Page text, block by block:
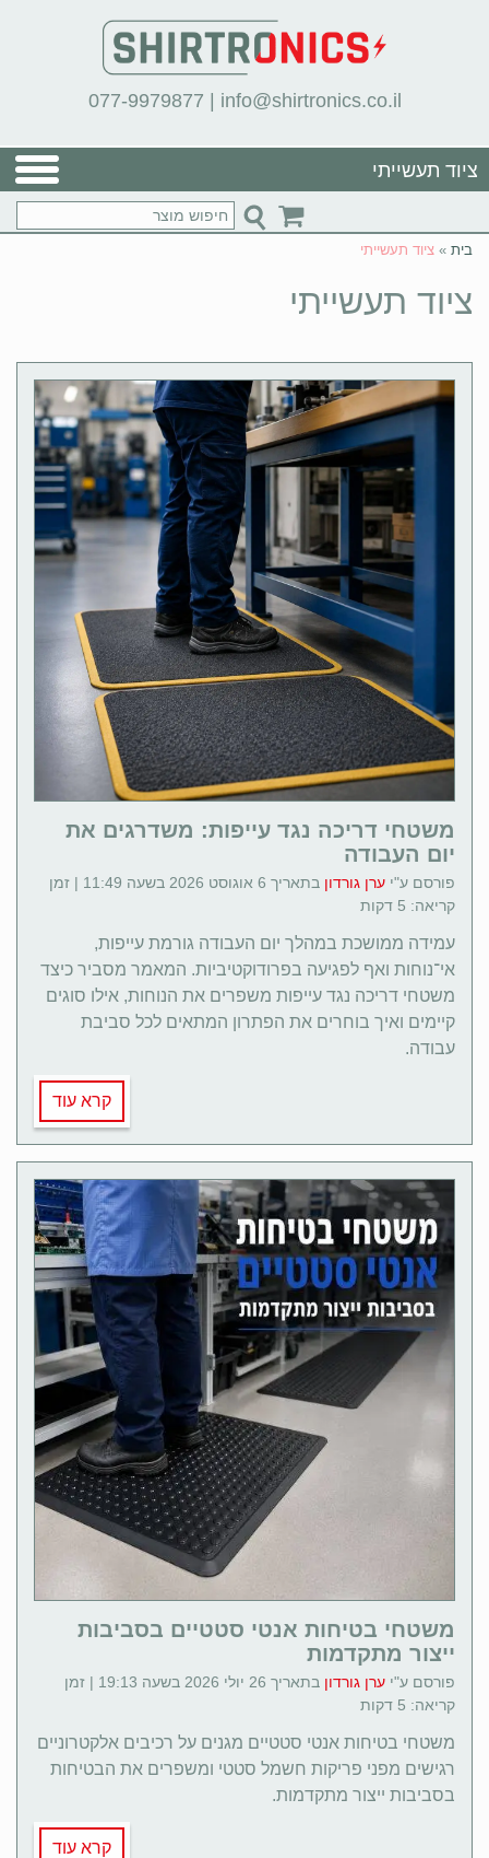
077-9979877 | info@shirtronics.co.il
ציוד תעשייתי
בית » ציוד תעשייתי
ציוד תעשייתי
משטחי דריכה נגד עייפות: משדרגים את
יום העבודה
פורסם ע"י ערן גורדון
בתאריך 6 אוגוסט 2026 בשעה 11:49 | זמן
קריאה: 5 דקות
עמידה ממושכת במהלך יום העבודה גורמת עייפות,
אי־נוחות ואף לפגיעה בפרודוקטיביות. המאמר מסביר כיצד
משטחי דריכה נגד עייפות משפרים את הנוחות, אילו סוגים
קיימים ואיך בוחרים את הפתרון המתאים לכל סביבת
עבודה.
קרא עוד
משטחי בטיחות אנטי סטטיים בסביבות
ייצור מתקדמות
פורסם ע"י ערן גורדון
בתאריך 26 יולי 2026 בשעה 19:13 | זמן
קריאה: 5 דקות
משטחי בטיחות אנטי סטטיים מגנים על רכיבים אלקטרוניים
רגישים מפני פריקות חשמל סטטי ומשפרים את הבטיחות
בסביבות ייצור מתקדמות.
קרא עוד